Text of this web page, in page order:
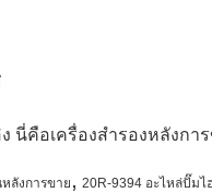
นี่คือเครื่องสํารองหลังก
ลังการขาย , 20R-9394 อะไหล่ปั๊ม